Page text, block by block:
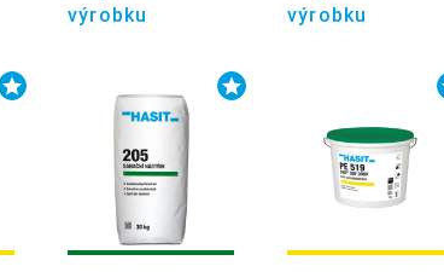
výrobku
výrobku